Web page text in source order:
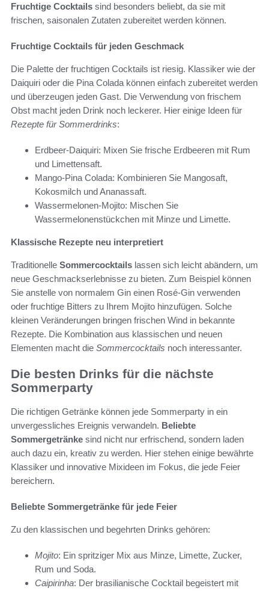
Fruchtige Cocktails sind besonders beliebt, da sie mit
frischen, saisonalen Zutaten zubereitet werden können.
Fruchtige Cocktails für jeden Geschmack
Die Palette der fruchtigen Cocktails ist riesig. Klassiker wie der
Daiquiri oder die Pina Colada können einfach zubereitet werden
und überzeugen jeden Gast. Die Verwendung von frischem
Obst macht jeden Drink noch leckerer. Hier einige Ideen für
Rezepte für Sommerdrinks:
Erdbeer-Daiquiri: Mixen Sie frische Erdbeeren mit Rum
und Limettensaft.
Mango-Pina Colada: Kombinieren Sie Mangosaft,
Kokosmilch und Ananassaft.
Wassermelonen-Mojito: Mischen Sie
Wassermelonenstückchen mit Minze und Limette.
Klassische Rezepte neu interpretiert
Traditionelle Sommercocktails lassen sich leicht abändern, um
neue Geschmackserlebnisse zu bieten. Zum Beispiel können
Sie anstelle von normalem Gin einen Rosé-Gin verwenden
oder fruchtige Bitters zu Ihrem Mojito hinzufügen. Solche
kleinen Veränderungen bringen frischen Wind in bekannte
Rezepte. Die Kombination aus klassischen und neuen
Elementen macht die Sommercocktails noch interessanter.
Die besten Drinks für die nächste
Sommerparty
Die richtigen Getränke können jede Sommerparty in ein
unvergessliches Ereignis verwandeln. Beliebte
Sommergetränke sind nicht nur erfrischend, sondern laden
auch dazu ein, kreativ zu werden. Hier stehen einige bewährte
Klassiker und innovative Mixideen im Fokus, die jede Feier
bereichern.
Beliebte Sommergetränke für jede Feier
Zu den klassischen und begehrten Drinks gehören:
Mojito: Ein spritziger Mix aus Minze, Limette, Zucker,
Rum und Soda.
Caipirinha: Der brasilianische Cocktail begeistert mit